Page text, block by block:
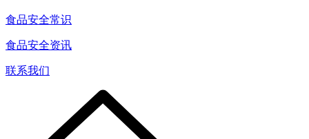
食品安全常识
食品安全资讯
联系我们